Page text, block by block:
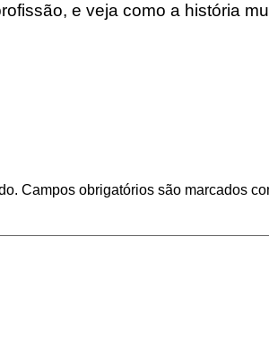
e veja como a história
Campos obrigatórios são marcados